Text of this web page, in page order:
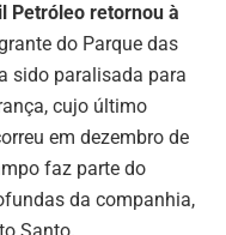
Petróleo retornou à
do Parque das
sido paralisada para
cujo último
em dezembro de
faz parte do
da companhia,